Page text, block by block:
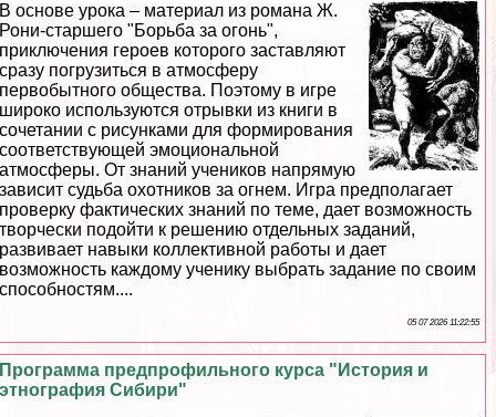
В основе урока – материал из романа Ж.
Рони-старшего "Борьба за огонь",
приключения героев которого заставляют
сразу погрузиться в атмосферу
первобытного общества. Поэтому в игре
широко используются отрывки из книги в
сочетании с рисунками для формирования
соответствующей эмоциональной
атмосферы. От знаний учеников напрямую
зависит судьба охотников за огнем. Игра предполагает
проверку фактических знаний по теме, дает возможность
творчески подойти к решению отдельных заданий,
развивает навыки коллективной работы и дает
возможность каждому ученику выбрать задание по своим
способностям....
05 07 2026 11:22:55
Программа предпрофильного курса "История и
этнография Сибири"